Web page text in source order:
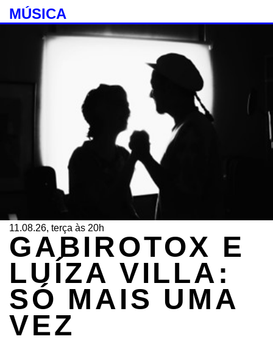
MÚSICA
11.08.26, terça às 20h
GABIROTOX E
LUÍZA VILLA:
SÓ MAIS UMA
VEZ